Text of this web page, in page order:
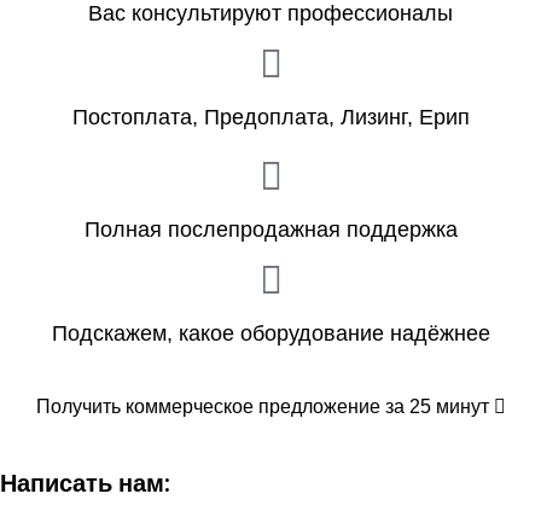
Вас консультируют профессионалы
Постоплата, Предоплата, Лизинг, Ерип
Полная послепродажная поддержка
Подскажем, какое оборудование надёжнее
Получить коммерческое предложение за 25 минут
Написать нам: